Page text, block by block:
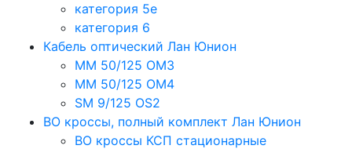
категория 5e
категория 6
Кабель оптический Лан Юнион
MM 50/125 OM3
MM 50/125 OM4
SM 9/125 OS2
ВО кроссы, полный комплект Лан Юнион
ВО кроссы КСП стационарные